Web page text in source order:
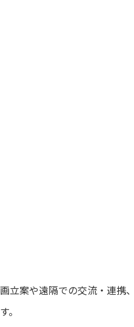
案や遠隔での交流・連携
。